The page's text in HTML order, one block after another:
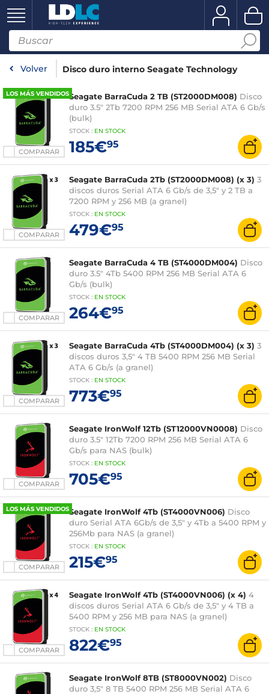
Volver Disco duro interno Seagate Technology
LOS MÁS VENDIDOS
COMPARAR
Seagate BarraCuda 2 TB (ST2000DM008) Disco
duro 3.5" 2Tb 7200 RPM 256 MB Serial ATA 6 Gb/s
(bulk)
STOCK : EN STOCK
185€95
COMPARAR
Seagate BarraCuda 2Tb (ST2000DM008) (x 3) 3
discos duros Serial ATA 6 Gb/s de 3,5" y 2 TB a
7200 RPM y 256 MB (a granel)
STOCK : EN STOCK
479€95
COMPARAR
Seagate BarraCuda 4 TB (ST4000DM004) Disco
duro 3.5" 4Tb 5400 RPM 256 MB Serial ATA 6
Gb/s (bulk)
STOCK : EN STOCK
264€95
COMPARAR
Seagate BarraCuda 4Tb (ST4000DM004) (x 3) 3
discos duros 3,5" 4 TB 5400 RPM 256 MB Serial
ATA 6 Gb/s (a granel)
STOCK : EN STOCK
773€95
COMPARAR
Seagate IronWolf 12Tb (ST12000VN0008) Disco
duro 3.5" 12Tb 7200 RPM 256 MB Serial ATA 6
Gb/s para NAS (bulk)
STOCK : EN STOCK
705€95
LOS MÁS VENDIDOS
COMPARAR
Seagate IronWolf 4Tb (ST4000VN006) Disco
duro Serial ATA 6Gb/s de 3,5" y 4Tb a 5400 RPM y
256Mb para NAS (a granel)
STOCK : EN STOCK
215€95
COMPARAR
Seagate IronWolf 4Tb (ST4000VN006) (x 4) 4
discos duros Serial ATA 6 Gb/s de 3,5" y 4 TB a
5400 RPM y 256 MB para NAS (a granel)
STOCK : EN STOCK
822€95
Seagate IronWolf 8TB (ST8000VN002) Disco
duro 3,5" 8 TB 5400 RPM 256 MB Serial ATA 6